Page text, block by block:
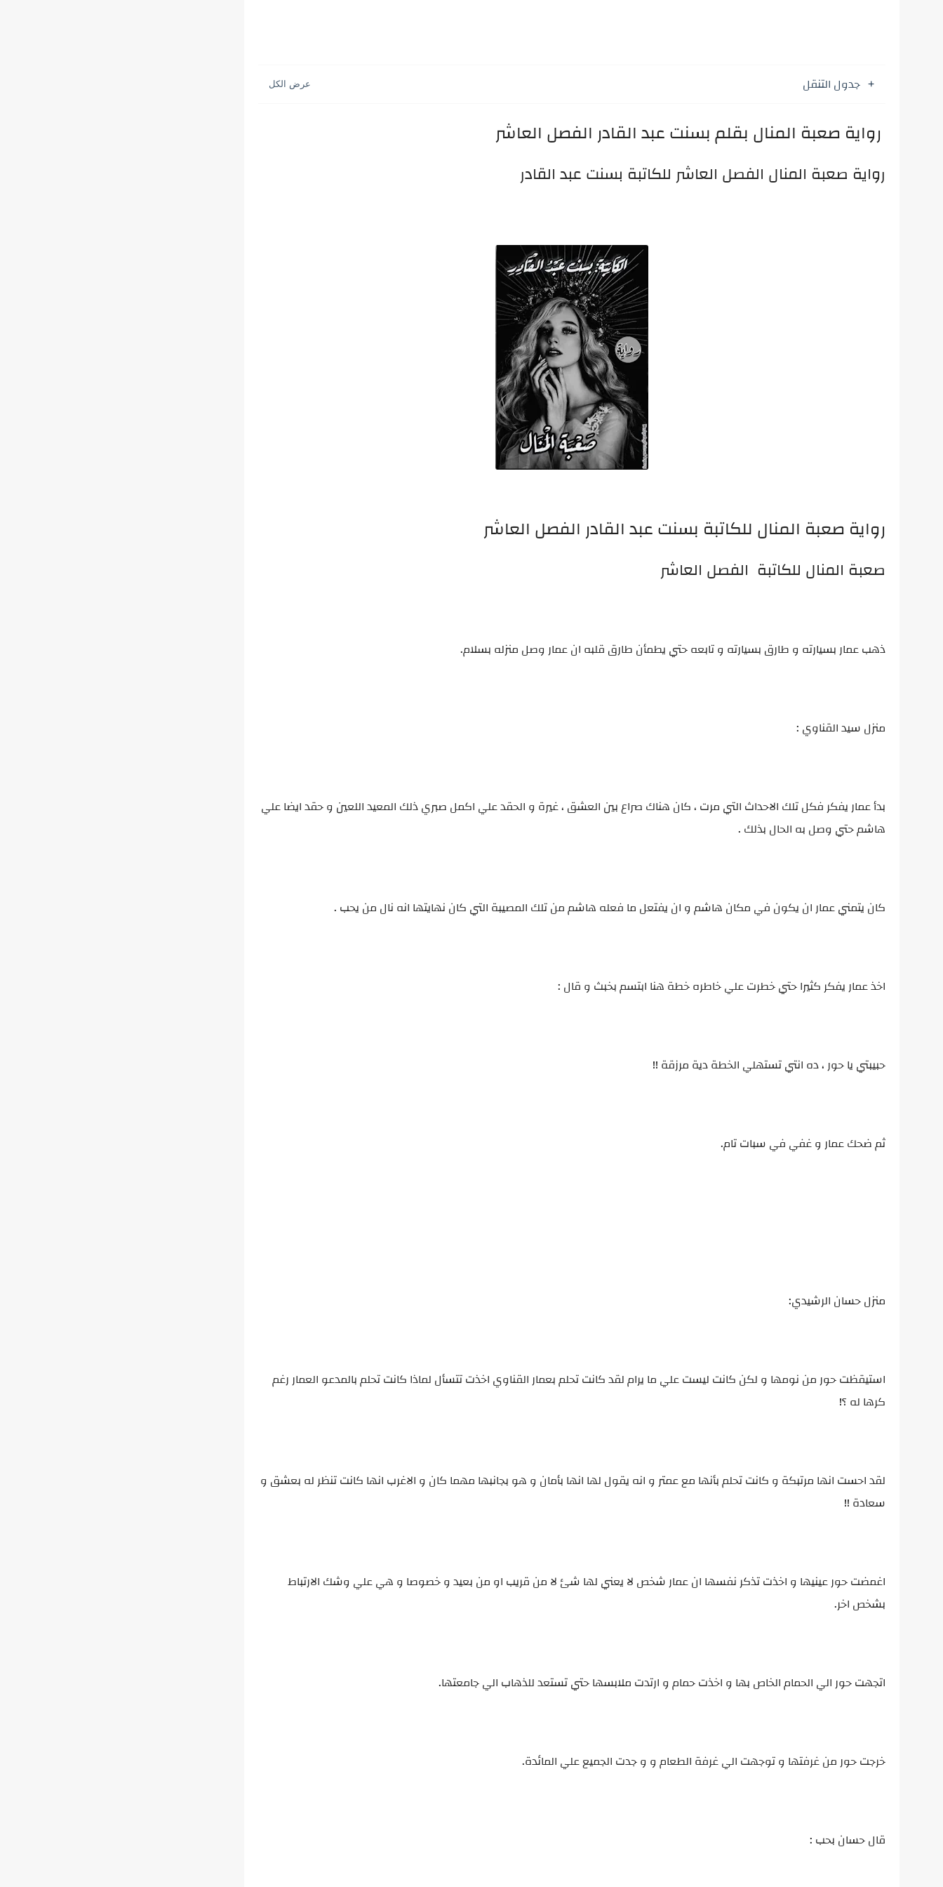
جدول التنقل
رواية صعبة المنال بقلم بسنت عبد القادر الفصل العاشر
رواية صعبة المنال الفصل العاشر للكاتبة بسنت عبد القادر
رواية صعبة المنال للكاتبة بسنت عبد القادر الفصل العاشر
صعبة المنال للكاتبة الفصل العاشر
ذهب عمار بسيارته و طارق بسيارته و تابعه حتي يطمأن طارق قلبه ان عمار وصل منزله بسلام.
منزل سيد القناوي :
بدأ عمار يفكر فكل تلك الاحداث التي مرت ، كان هناك صراع بين العشق ، غيرة و الحقد علي اكمل صبري ذلك المعيد اللعين و حقد ايضا علي
هاشم حتي وصل به الحال بذلك .
كان يتمني عمار ان يكون في مكان هاشم و ان يفتعل ما فعله هاشم من تلك المصيبة التي كان نهايتها انه نال من يحب .
اخذ عمار يفكر كثيرا حتي خطرت علي خاطره خطة هنا ابتسم بخبث و قال :
حبيبتي يا حور ، ده انتي تستهلي الخطة دية مرزقة !!
ثم ضحك عمار و غفي في سبات تام.
منزل حسان الرشيدي:
استيقظت حور من نومها و لكن كانت ليست علي ما يرام لقد كانت تحلم بعمار القناوي اخذت تتسأل لماذا كانت تحلم بالمدعو العمار رغم
كرها له ؟!
لقد احست انها مرتبكة و كانت تحلم بأنها مع عمتر و انه يقول لها انها بأمان و هو بجانبها مهما كان و الاغرب انها كانت تنظر له بعشق و
سعادة !!
اغمضت حور عينيها و اخذت تذكر نفسها ان عمار شخص لا يعني لها شئ لا من قريب او من بعيد و خصوصا و هي علي وشك الارتباط
بشخص اخر.
اتجهت حور الي الحمام الخاص بها و اخذت حمام و ارتدت ملابسها حتي تستعد للذهاب الي جامعتها.
خرجت حور من غرفتها و توجهت الي غرفة الطعام و و جدت الجميع علي المائدة.
قال حسان بحب :